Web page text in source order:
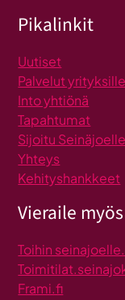
Pikalinkit
Uutiset
Palvelut yrityksille
Into yhtiönä
Tapahtumat
Sijoitu Seinäjoelle
Yhteys
Kehityshankkeet
Vieraile
Toihin
Frami.fi